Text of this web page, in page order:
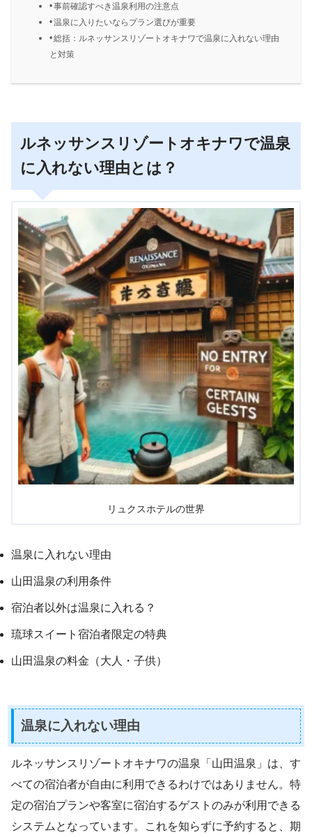
事前確認すべき温泉利用の注意点
温泉に入りたいならプラン選びが重要
総括：ルネッサンスリゾートオキナワで温泉に入れない理由
と対策
ルネッサンスリゾートオキナワで温泉
に入れない理由とは？
リュクスホテルの世界
温泉に入れない理由
山田温泉の利用条件
宿泊者以外は温泉に入れる？
琉球スイート宿泊者限定の特典
山田温泉の料金（大人・子供）
温泉に入れない理由
ルネッサンスリゾートオキナワの温泉「山田温泉」は、す
べての宿泊者が自由に利用できるわけではありません。特
定の宿泊プランや客室に宿泊するゲストのみが利用できる
システムとなっています。これを知らずに予約すると、期